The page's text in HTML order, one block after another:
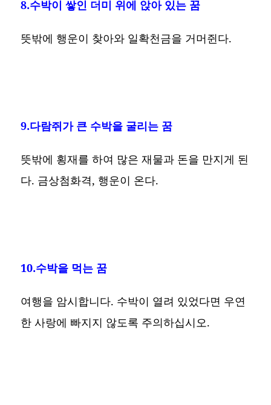
8.수박이 쌓인 더미 위에 앉아 있는 꿈
뜻밖에 행운이 찾아와 일확천금을 거머쥔다.
9.다람쥐가 큰 수박을 굴리는 꿈
뜻밖에 횡재를 하여 많은 재물과 돈을 만지게 된
다. 금상첨화격, 행운이 온다.
10.수박을 먹는 꿈
여행을 암시합니다. 수박이 열려 있었다면 우연
한 사랑에 빠지지 않도록 주의하십시오.